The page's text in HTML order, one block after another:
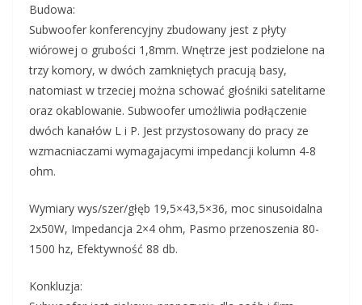
Budowa:
Subwoofer konferencyjny zbudowany jest z płyty
wiórowej o grubości 1,8mm. Wnętrze jest podzielone na
trzy komory, w dwóch zamkniętych pracują basy,
natomiast w trzeciej można schować głośniki satelitarne
oraz okablowanie. Subwoofer umożliwia podłączenie
dwóch kanałów L i P. Jest przystosowany do pracy ze
wzmacniaczami wymagajacymi impedancji kolumn 4-8
ohm.
Wymiary wys/szer/głęb 19,5×43,5×36, moc sinusoidalna
2x50W, Impedancja 2×4 ohm, Pasmo przenoszenia 80-
1500 hz, Efektywność 88 db.
Konkluzja: